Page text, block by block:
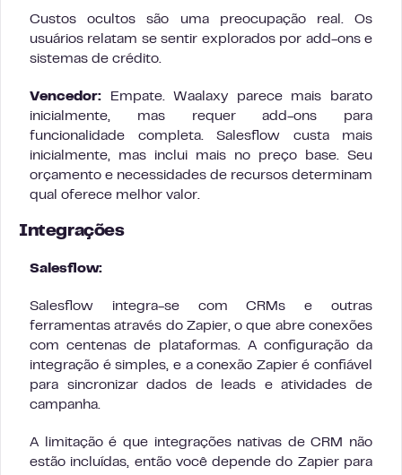
Custos ocultos são uma preocupação real. Os
usuários relatam se sentir explorados por add-ons e
sistemas de crédito.
Vencedor: Empate. Waalaxy parece mais barato
inicialmente, mas requer add-ons para
funcionalidade completa. Salesflow custa mais
inicialmente, mas inclui mais no preço base. Seu
orçamento e necessidades de recursos determinam
qual oferece melhor valor.
Integrações
Salesflow:
Salesflow integra-se com CRMs e outras
ferramentas através do Zapier, o que abre conexões
com centenas de plataformas. A configuração da
integração é simples, e a conexão Zapier é confiável
para sincronizar dados de leads e atividades de
campanha.
A limitação é que integrações nativas de CRM não
estão incluídas, então você depende do Zapier para